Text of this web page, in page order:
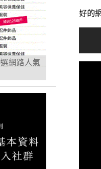
網路人氣
好的